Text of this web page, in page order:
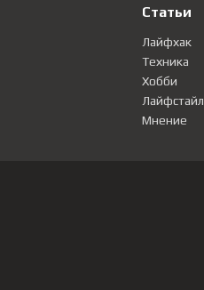
Статьи
Лайфхак
Техника
Хобби
Лайфстайл
Мнение